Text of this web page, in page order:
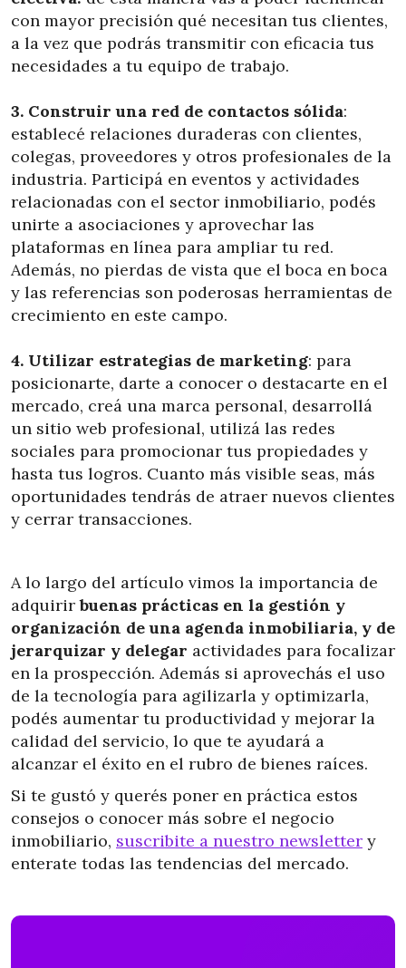
con mayor precisión qué necesitan tus clientes,
a la vez que podrás transmitir con eficacia tus
necesidades a tu equipo de trabajo.
3. Construir una red de contactos sólida:
establecé relaciones duraderas con clientes,
colegas, proveedores y otros profesionales de la
industria. Participá en eventos y actividades
relacionadas con el sector inmobiliario, podés
unirte a asociaciones y aprovechar las
plataformas en línea para ampliar tu red.
Además, no pierdas de vista que el boca en boca
y las referencias son poderosas herramientas de
crecimiento en este campo.
4. Utilizar estrategias de marketing: para
posicionarte, darte a conocer o destacarte en el
mercado, creá una marca personal, desarrollá
un sitio web profesional, utilizá las redes
sociales para promocionar tus propiedades y
hasta tus logros. Cuanto más visible seas, más
oportunidades tendrás de atraer nuevos clientes
y cerrar transacciones.
A lo largo del artículo vimos la importancia de
adquirirbuenas prácticas en la gestión y
organización de una agenda inmobiliaria, y de
jerarquizar y delegar actividades para focalizar
en la prospección. Además si aprovechás el uso
de la tecnología para agilizarla y optimizarla,
podés aumentar tu productividad y mejorar la
calidad del servicio, lo que te ayudará a
alcanzar el éxito en el rubro de bienes raíces.
Si te gustó y querés poner en práctica estos
consejos o conocer más sobre el negocio
inmobiliario, suscribite a nuestro newsletter y
enterate todas las tendencias del mercado.